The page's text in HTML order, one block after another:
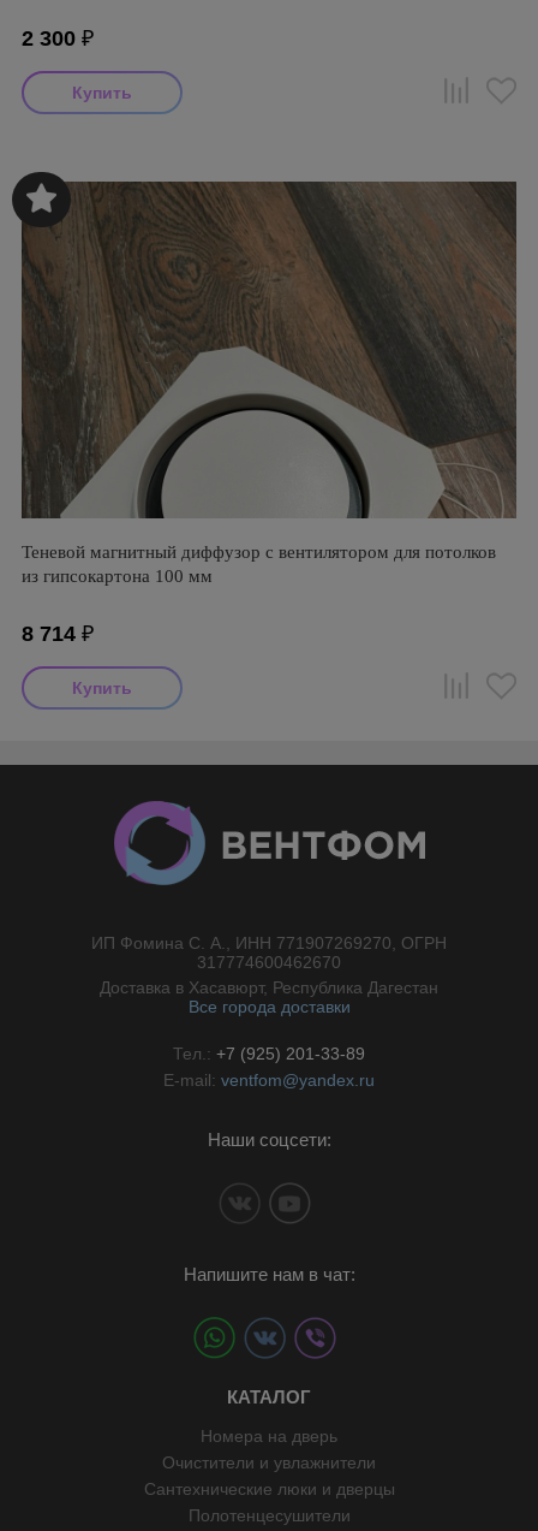
2 300 ₽
Теневой магнитный диффузор с вентилятором для потолков
из гипсокартона 100 мм
8 714 ₽
ИП Фомина С. А., ИНН 771907269270, ОГРН
317774600462670
Доставка в Хасавюрт, Республика Дагестан
Все города доставки
Тел.: +7 (925) 201-33-89
E-mail: ventfom@yandex.ru
Наши соцсети:
Напишите нам в чат:
КАТАЛОГ
Номера на дверь
Очистители и увлажнители
Сантехнические люки и дверцы
Полотенцесушители